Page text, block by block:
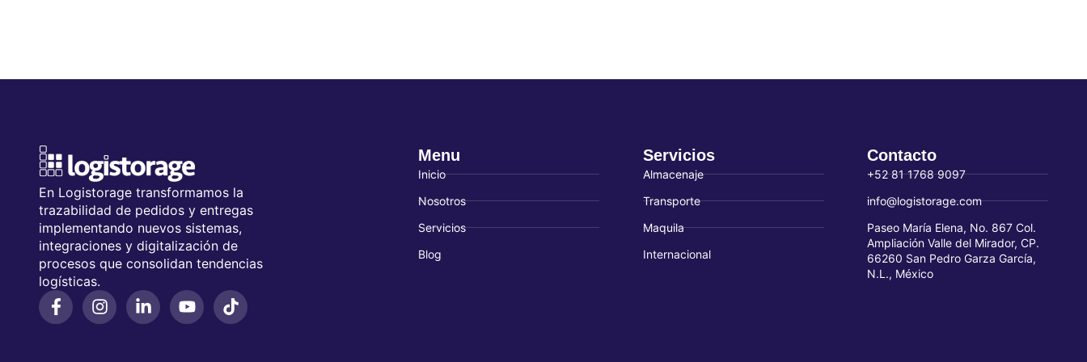
En Logistorage transformamos la
trazabilidad de pedidos y entregas
implementando nuevos sistemas,
integraciones y digitalización de
procesos que consolidan tendencias
logísticas.
Menu
Inicio
Nosotros
Servicios
Blog
Servicios
Almacenaje
Transporte
Maquila
Internacional
Contacto
+52 81 1768 9097
info@logistorage.com
Paseo María Elena, No. 867 Col.
Ampliación Valle del Mirador, CP.
66260 San Pedro Garza García,
N.L., México